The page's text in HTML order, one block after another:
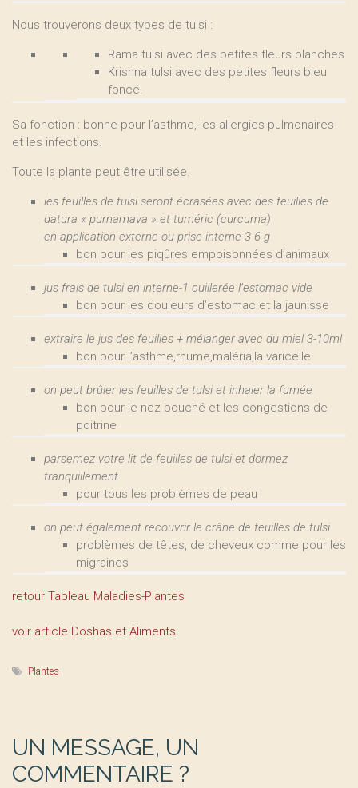
Nous trouverons deux types de tulsi :
Rama tulsi avec des petites fleurs blanches
Krishna tulsi avec des petites fleurs bleu
foncé.
Sa fonction : bonne pour l’asthme, les allergies pulmonaires
et les infections.
Toute la plante peut être utilisée.
les feuilles de tulsi seront écrasées avec des feuilles de
datura « purnamava » et tuméric (curcuma)
en application externe ou prise interne 3-6 g
bon pour les piqûres empoisonnées d’animaux
jus frais de tulsi en interne-1 cuillerée l’estomac vide
bon pour les douleurs d’estomac et la jaunisse
extraire le jus des feuilles + mélanger avec du miel 3-10ml
bon pour l’asthme,rhume,maléria,la varicelle
on peut brûler les feuilles de tulsi et inhaler la fumée
bon pour le nez bouché et les congestions de
poitrine
parsemez votre lit de feuilles de tulsi et dormez
tranquillement
pour tous les problèmes de peau
on peut également recouvrir le crâne de feuilles de tulsi
problèmes de têtes, de cheveux comme pour les
migraines
retour Tableau Maladies-Plantes
voir article Doshas et Aliments
Plantes
UN MESSAGE, UN
COMMENTAIRE ?